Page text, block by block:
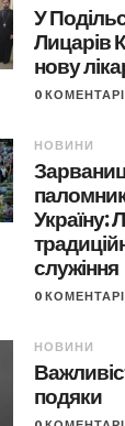
У
Лицарів
нову
0
НОВИНИ
Україну:
служіння
0
НОВИНИ
подяки